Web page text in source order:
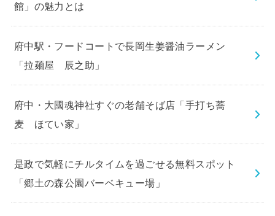
館」の魅力とは
府中駅・フードコートで長岡生姜醤油ラーメン
「拉麺屋 辰之助」
府中・大國魂神社すぐの老舗そば店「手打ち蕎
麦 ほてい家」
是政で気軽にチルタイムを過ごせる無料スポット
「郷土の森公園バーベキュー場」